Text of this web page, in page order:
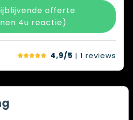
offerte
4u reactie)
4,9/5 | 1 reviews